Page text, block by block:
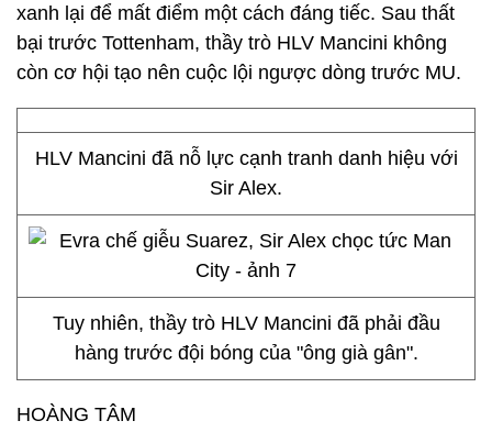
xanh lại để mất điểm một cách đáng tiếc. Sau thất
bại trước Tottenham, thầy trò HLV Mancini không
còn cơ hội tạo nên cuộc lội ngược dòng trước MU.
HLV Mancini đã nỗ lực cạnh tranh danh hiệu với
Sir Alex.
Tuy nhiên, thầy trò HLV Mancini đã phải đầu
hàng trước đội bóng của "ông già gân".
HOÀNG TÂM